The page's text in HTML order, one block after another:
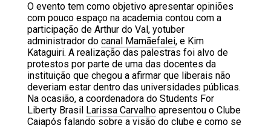
O evento tem como objetivo apresentar opiniões
com pouco espaço na academia contou com a
participação de Arthur do Val, yotuber
administrador do canal Mamãefalei, e Kim
Kataguiri. A realização das palestras foi alvo de
protestos por parte de uma das docentes da
instituição que chegou a afirmar que liberais não
deveriam estar dentro das universidades públicas.
Na ocasião, a coordenadora do Students For
Liberty Brasil Larissa Carvalhoapresentou o Clube
Caiapós falando sobre a visão do clube e como se